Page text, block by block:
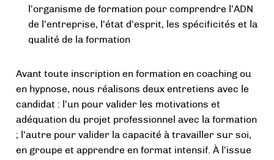
l’organisme de formation pour comprendre l’ADN
de l’entreprise, l’état d’esprit, les spécificités et la
qualité de la formation
Avant toute inscription en formation en coaching ou
en hypnose, nous réalisons deux entretiens avec le
candidat : l’un pour valider les motivations et
adéquation du projet professionnel avec la formation
; l’autre pour valider la capacité à travailler sur soi,
en groupe et apprendre en format intensif. À l’issue